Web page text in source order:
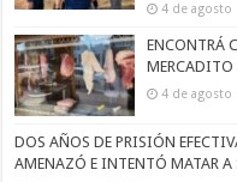
4 de agosto
ENCONTRÁ
MERCADITO
4 de agosto
DOS AÑOS DE PRISIÓN
AMENAZÓ E INTENTÓ MATAR A